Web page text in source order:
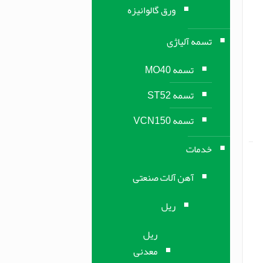
ورق گالوانیزه
تسمه آلیاژی
تسمه MO40
تسمه ST52
تسمه VCN150
خدمات
آهن آلات صنعتی
ریل
ریل
معدنی